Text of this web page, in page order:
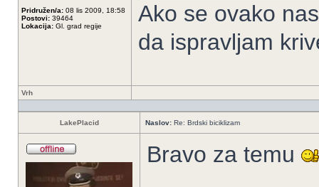
Pridružen/a: 08 lis 2009, 18:58
Postovi: 39464
Lokacija: Gl. grad regije
Ako se ovako
da ispravljam
Vrh
LakePlacid Naslov: Re: Brdski biciklizam
Bravo za temu